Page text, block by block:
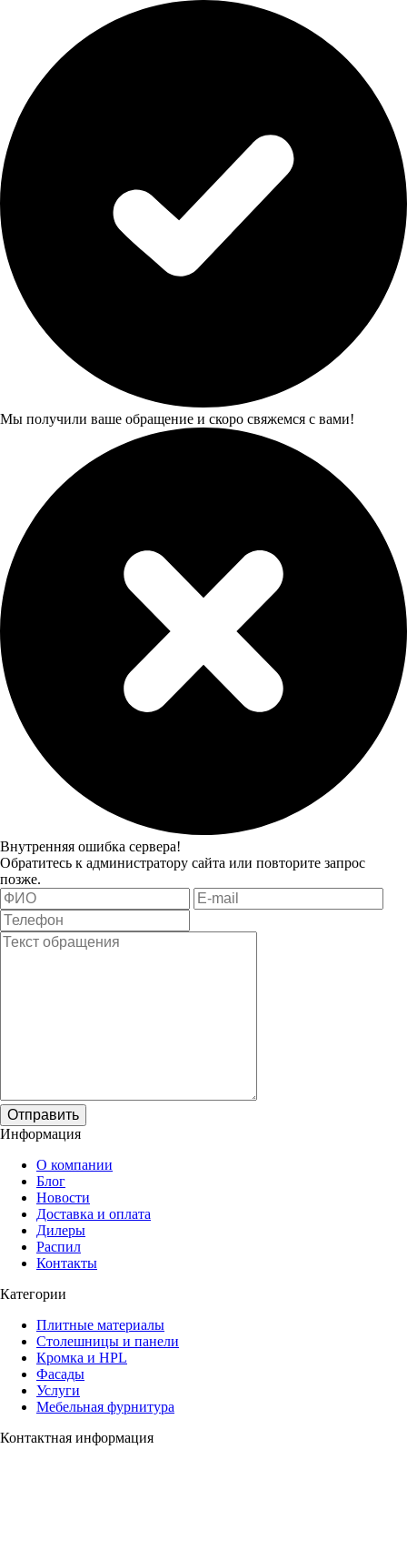
Мы получили ваше обращение и скоро свяжемся с вами!
Внутренняя ошибка сервера!
Обратитесь к администратору сайта или повторите запрос
позже.
Отправить
Информация
О компании
Блог
Новости
Доставка и оплата
Дилеры
Распил
Контакты
Категории
Плитные материалы
Столешницы и панели
Кромка и HPL
Фасады
Услуги
Мебельная фурнитура
Контактная информация